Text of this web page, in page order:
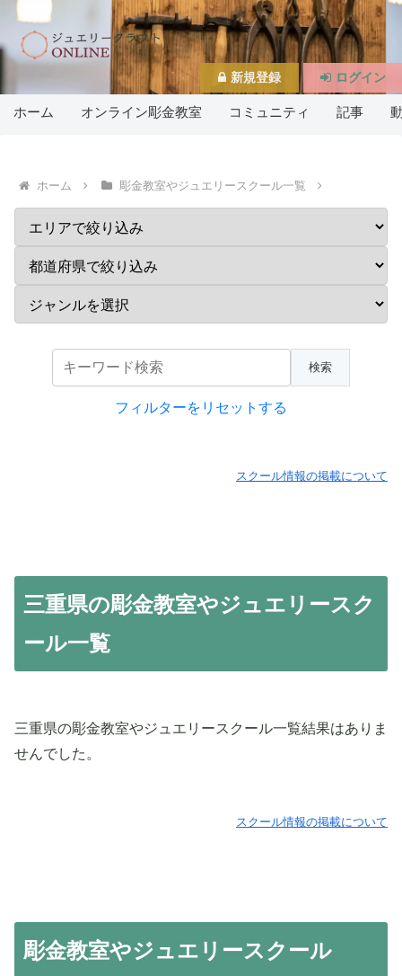
ホーム オンライン彫金教室 コミュニティ 記事
ホーム 彫金教室やジュエリースクール一覧
フィルターをリセットする
スクール情報の掲載について
三重県の彫金教室やジュエリースク
ール一覧
三重県の彫金教室やジュエリースクール一覧結果はありま
せんでした。
スクール情報の掲載について
彫金教室やジュエリースクール
新規登録 ログイン